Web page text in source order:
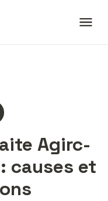
Agirc-
causes et